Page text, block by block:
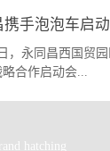
携手泡泡车启
，永同昌西国贸
略合作启动会...
hatching